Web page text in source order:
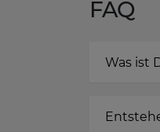
FAQ
Was ist